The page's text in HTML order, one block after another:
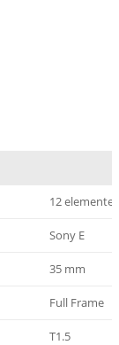
12 elemente
Sony E
35 mm
Full Frame
T1.5